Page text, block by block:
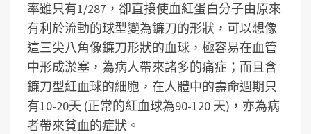
率雖只有1/287，卻直接使血紅蛋白分子由原來
有利於流動的球型變為鐮刀的形狀，可以想像
這三尖八角像鐮刀形狀的血球，極容易在血管
中形成淤塞，為病人帶來諸多的痛症；而且含
鐮刀型紅血球的細胞，在人體中的壽命週期只
有10-20天 (正常的紅血球為90-120 天)，亦為病
者帶來貧血的症狀。